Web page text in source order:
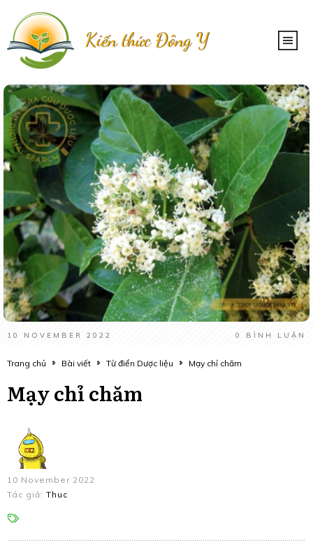
Kiến thức Đông Y
10 NOVEMBER 2022 0 BÌNH LUẬN
Trang chủ Bài viết Từ điển Dược liệu Mạy chỉ chăm
Mạy chỉ chăm
10 November 2022
Tác giả: Thuc